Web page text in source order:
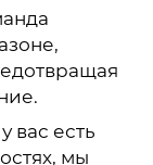
вас есть
мы